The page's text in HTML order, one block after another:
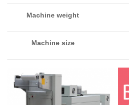
Machine weight
Machine size